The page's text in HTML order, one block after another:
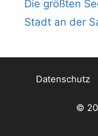
Die größten
Stadt an der
Datenschutz
©